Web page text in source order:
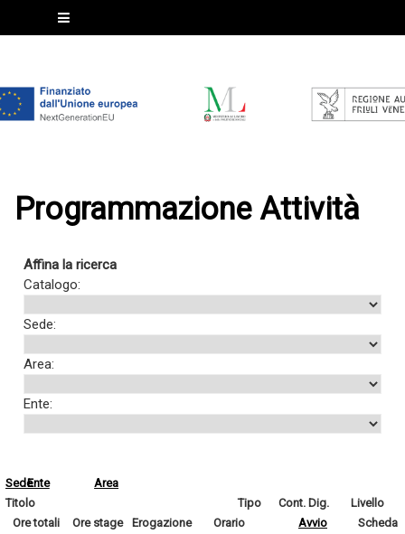
Programmazione Attività
Affina la ricerca
Catalogo:
Sede:
Area:
Ente:
SedeEnte
Area
Titolo
Tipo Cont. Dig.
Livello
Ore totali
Ore stage Erogazione Orario
Avvio
Scheda